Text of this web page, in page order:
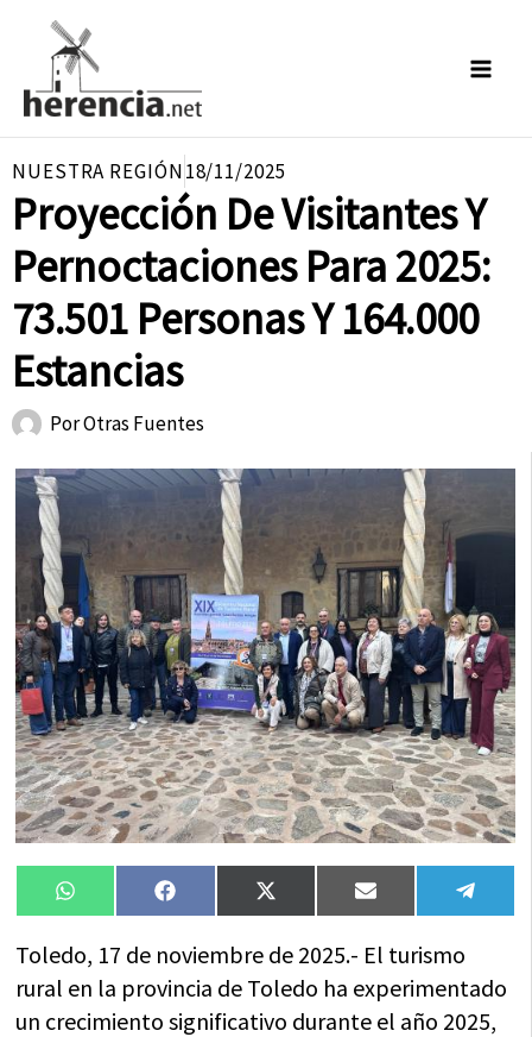
contenido
NUESTRA REGIÓN18/11/2025
Proyección De Visitantes Y
Pernoctaciones Para 2025:
73.501 Personas Y 164.000
Estancias
PorOtras Fuentes
Compartir
en
WhatsAppCompartir
en
FacebookCompartir
en
X
(Twitter)
Compartir
en
Email
en
Toledo, 17 de noviembre de 2025.- El turismo
rural en la provincia de Toledo ha experimentado
un crecimiento significativo durante el año 2025,